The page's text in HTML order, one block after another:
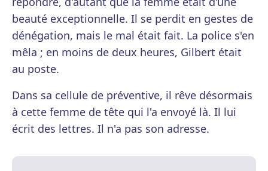
beauté exceptionnelle. Il se perdit en gestes de
dénégation, mais le mal était fait. La police s'en
mêla ; en moins de deux heures, Gilbert était
au poste.
Dans sa cellule de préventive, il rêve désormais
à cette femme de tête qui l'a envoyé là. Il lui
écrit des lettres. Il n'a pas son adresse.